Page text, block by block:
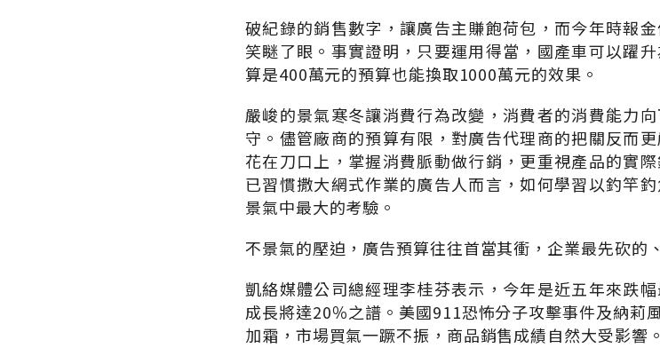
破紀錄的銷售數字，讓廣告主賺飽荷包，而今年時報
笑瞇了眼。事實證明，只要運用得當，國產車可以躍
算是400萬元的預算也能換取1000萬元的效果。
嚴峻的景氣寒冬讓消費行為改變，消費者的消費能力
守。儘管廠商的預算有限，對廣告代理商的把關反而
花在刀口上，掌握消費脈動做行銷，更重視產品的實
已習慣撒大網式作業的廣告人而言，如何學習以釣竿
景氣中最大的考驗。
不景氣的壓迫，廣告預算往往首當其衝，企業最先砍的
凱絡媒體公司總經理李桂芬表示，今年是近五年來跌
成長將達20％之譜。美國911恐怖分子攻擊事件及納莉
加霜，市場買氣一蹶不振，商品銷售成績自然大受影響。